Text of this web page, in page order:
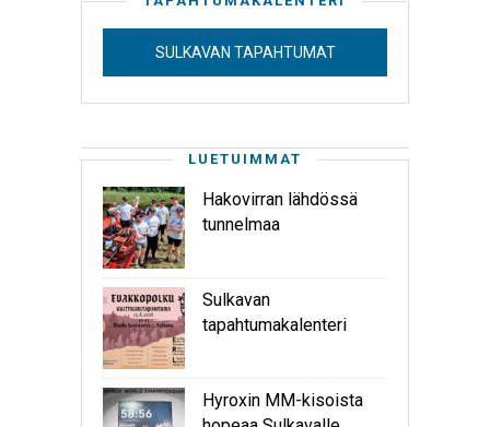
SULKAVAN TAPAHTUMAT
LUETUIMMAT
Hakovirran lähdössä
tunnelmaa
Sulkavan
tapahtumakalenteri
Hyroxin MM-kisoista